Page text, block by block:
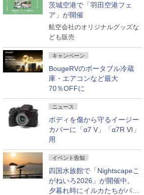
茨城空港で「羽田空港フェ
ア」が開催
航空会社のオリジナルグッズな
ども販売
キャンペーン
BougeRVのポータブル冷蔵
庫・エアコンなど最大
70％OFFに
ニュース
ボディを傷から守るイージー
カバーに「α7 V」「α7R VI」
用
イベント告知
四国水族館で「Nightscapeこ
がねいろ2026」が開催中。
夕暮れ時にイルカたちがパフ